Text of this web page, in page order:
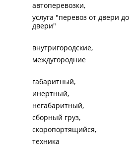
автоперевозки
услуга "перевоз от двери до
двери"
внутригородские
междугородние
габаритный
инертный
негабаритный
сборный груз
скоропортящийся
техника